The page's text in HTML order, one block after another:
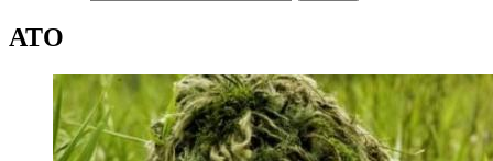
АТО